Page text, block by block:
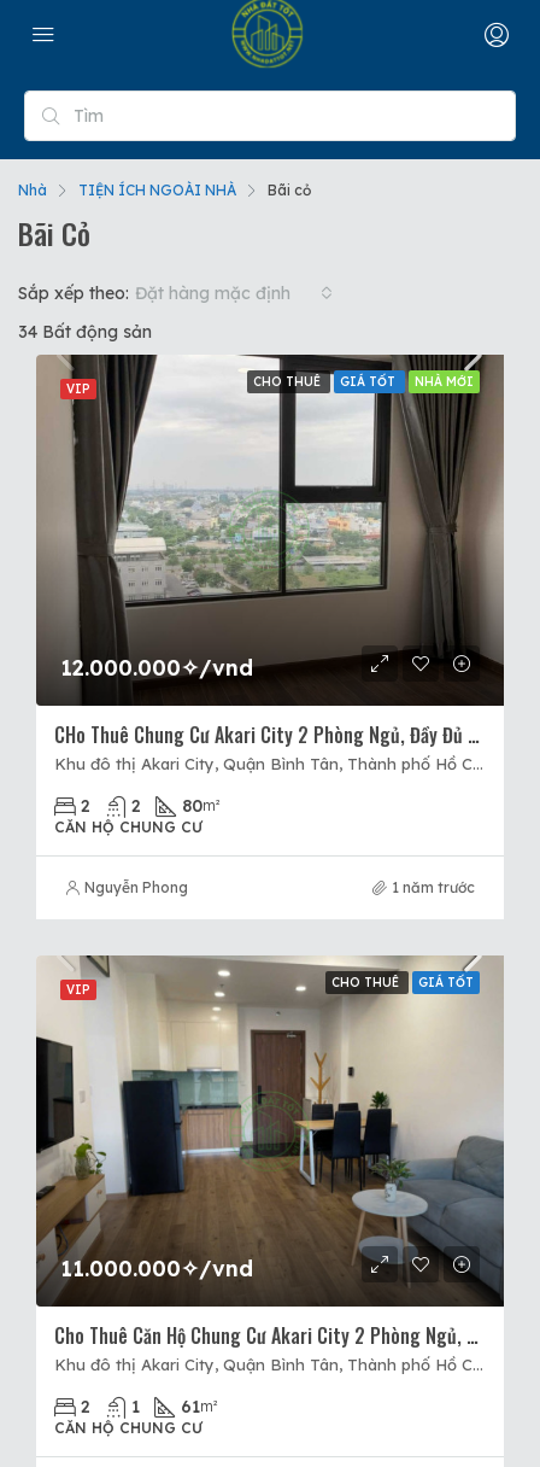
Nhà TIỆN ÍCH NGOÀI NHÀ Bãi cỏ
Bãi Cỏ
34 Bất động sản
Sắp xếp theo: Đặt hàng mặc định
VIP CHO THUÊ GIÁ TỐT NHÀ MỚI
12.000.000✧/vnd
CHo Thuê Chung Cư Akari City 2 Phòng Ngủ, Đầy Đủ Nội Thất Khu 2
Khu đô thị Akari City, Quận Bình Tân, Thành phố Hồ Chí Minh, Việt Nam, Akari City, Quận Bình Tân, Hồ Chí Minh
2 2 80m²
CĂN HỘ CHUNG CƯ
Nguyễn Phong 1 năm trước
VIP CHO THUÊ GIÁ TỐT
11.000.000✧/vnd
Cho Thuê Căn Hộ Chung Cư Akari City 2 Phòng Ngủ, Nhà Nội Thất Đẹp. Giá Tốt. Làm Việc Chính
Khu đô thị Akari City, Quận Bình Tân, Thành phố Hồ Chí Minh, Việt Nam, Akari City, Quận Bình Tân, Hồ Chí Minh
2 1 61m²
CĂN HỘ CHUNG CƯ